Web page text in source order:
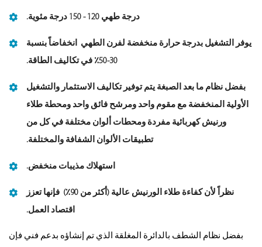
درجة طهي 120 - 150 درجة مئوية.
يوفر التشغيل بدرجة حرارة منخفضة لفرن الطهي انخفاضاً بنسبة
30-50٪ في تكاليف الطاقة.
بفضل نظام ما بعد الصبغة يتم توفير تكاليف الاستثمار والتشغيل
الأولية المنخفضة مع مقوم واحد ومرشح فائق واحد ومحطة طلاء
ورنيش كهربائية مفردة ومحطات ألوان مختلفة في كل من
تطبيقات الألوان الشفافة والمختلفة.
استهلاك مذيبات منخفض.
نظراً لأن كفاءة طلاء الورنيش عالية (أكثر من 90٪) فإنها تعزز
اقتصاد العمل.
بفضل نظام الشطف بالدائرة المغلقة الذي تم إنشاؤه بدعم فني فإن